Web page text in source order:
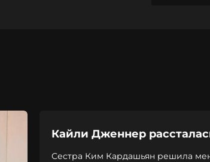
Кайли Дженнер
Сестра Ким Кардашьян решила